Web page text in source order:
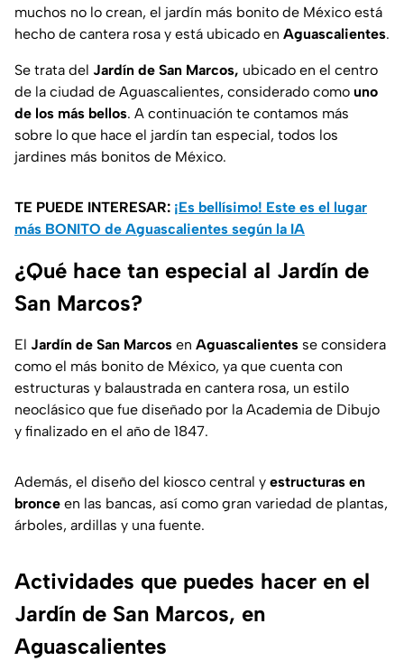
muchos no lo crean, el jardín más bonito de México está
hecho de cantera rosa y está ubicado en Aguascalientes.
Se trata del Jardín de San Marcos, ubicado en el centro
de la ciudad de Aguascalientes, considerado como uno
de los más bellos. A continuación te contamos más
sobre lo que hace el jardín tan especial, todos los
jardines más bonitos de México.
TE PUEDE INTERESAR: ¡Es bellísimo! Este es el lugar
más BONITO de Aguascalientes según la IA
¿Qué hace tan especial al Jardín de
San Marcos?
El Jardín de San Marcos en Aguascalientes se considera
como el más bonito de México, ya que cuenta con
estructuras y balaustrada en cantera rosa, un estilo
neoclásico que fue diseñado por la Academia de Dibujo
y finalizado en el año de 1847.
Además, el diseño del kiosco central y estructuras en
bronce en las bancas, así como gran variedad de plantas,
árboles, ardillas y una fuente.
Actividades que puedes hacer en el
Jardín de San Marcos, en
Aguascalientes